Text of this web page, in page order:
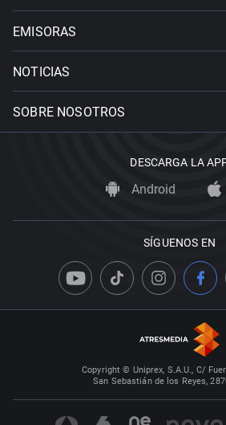
EMISORAS
NOTICIAS
SOBRE NOSOTROS
DESCARGA LA
Android
SÍGUENOS EN
Copyright © Uniprex, S.A.U., C/
San Sebastián de los Reyes,